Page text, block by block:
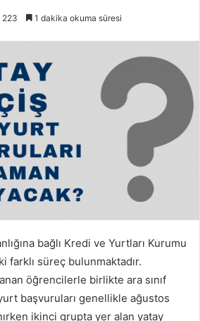
223 1 dakika okuma süresi
bağlı Kredi ve Yurtları Kurumu
farklı süreç bulunmaktadır.
öğrencilerle birlikte ara sınıf
başvuruları genellikle ağustos
ikinci grupta yer alan yatay